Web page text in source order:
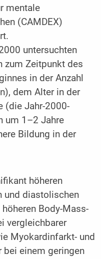
mentale
(CAMDEX)
untersuchten
zum Zeitpunkt des
in der Anzahl
dem Alter in der
(die Jahr-2000-
um 1–2 Jahre
Bildung in der
höheren
und diastolischen
Body-Mass-
vergleichbarer
Myokardinfarkt- und
bei einem geringen